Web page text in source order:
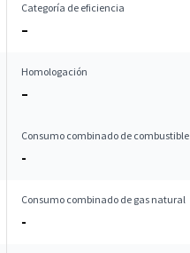
Categoría de eficiencia
–
Homologación
–
Consumo combinado de combustible
-
Consumo combinado de gas natural
-